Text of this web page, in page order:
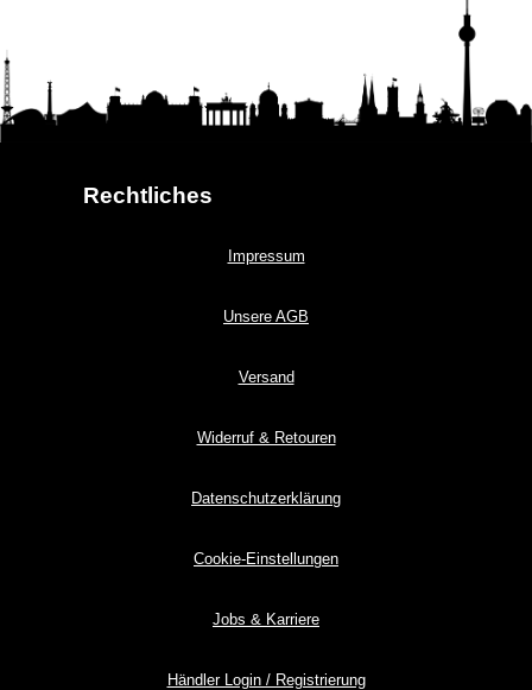
Rechtliches
Impressum
Unsere AGB
Versand
Widerruf & Retouren
Datenschutzerklärung
Cookie-Einstellungen
Jobs & Karriere
Händler Login / Registrierung